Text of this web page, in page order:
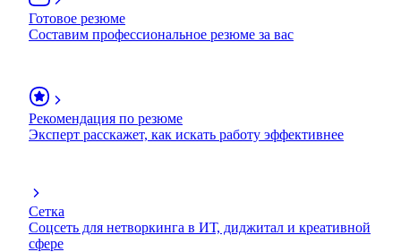
Готовое резюме
Составим профессиональное резюме за вас
Рекомендация по резюме
Эксперт расскажет, как искать работу эффективнее
Сетка
Соцсеть для нетворкинга в ИТ, диджитал и креативной
сфере